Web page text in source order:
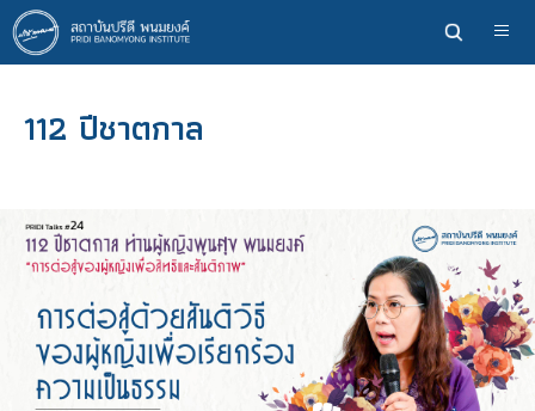
ข้าม
ไป
ยัง
หลัก112 ปีชาตกาล